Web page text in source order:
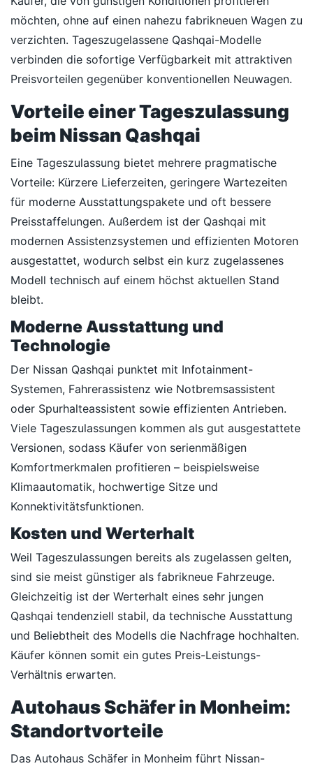
möchten, ohne auf einen nahezu fabrikneuen Wagen zu
verzichten. Tageszugelassene Qashqai-Modelle
verbinden die sofortige Verfügbarkeit mit attraktiven
Preisvorteilen gegenüber konventionellen Neuwagen.
Vorteile einer Tageszulassung
beim Nissan Qashqai
Eine Tageszulassung bietet mehrere pragmatische
Vorteile: Kürzere Lieferzeiten, geringere Wartezeiten
für moderne Ausstattungspakete und oft bessere
Preisstaffelungen. Außerdem ist der Qashqai mit
modernen Assistenzsystemen und effizienten Motoren
ausgestattet, wodurch selbst ein kurz zugelassenes
Modell technisch auf einem höchst aktuellen Stand
bleibt.
Moderne Ausstattung und
Technologie
Der Nissan Qashqai punktet mit Infotainment-
Systemen, Fahrerassistenz wie Notbremsassistent
oder Spurhalteassistent sowie effizienten Antrieben.
Viele Tageszulassungen kommen als gut ausgestattete
Versionen, sodass Käufer von serienmäßigen
Komfortmerkmalen profitieren – beispielsweise
Klimaautomatik, hochwertige Sitze und
Konnektivitätsfunktionen.
Kosten und Werterhalt
Weil Tageszulassungen bereits als zugelassen gelten,
sind sie meist günstiger als fabrikneue Fahrzeuge.
Gleichzeitig ist der Werterhalt eines sehr jungen
Qashqai tendenziell stabil, da technische Ausstattung
und Beliebtheit des Modells die Nachfrage hochhalten.
Käufer können somit ein gutes Preis-Leistungs-
Verhältnis erwarten.
Autohaus Schäfer in Monheim:
Standortvorteile
Das Autohaus Schäfer in Monheim führt Nissan-